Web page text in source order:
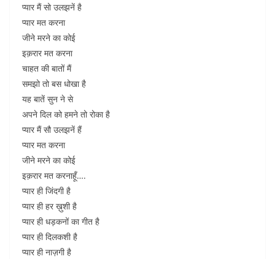
प्यार मैं सो उलझनें है
प्यार मत करना
जीने मरने का कोई
इक़रार मत करना
चाहत की बातों मैं
समझो तो बस धोखा है
यह बातें सुन ने से
अपने दिल को हमने तो रोका है
प्यार मैं सौ उलझनें हैं
प्यार मत करना
जीने मरने का कोई
इक़रार मत करनाहूँ….
प्यार ही जिंदगी है
प्यार ही हर ख़ुशी है
प्यार ही धड़कनों का गीत है
प्यार ही दिलकशी है
प्यार ही नाज़गी है